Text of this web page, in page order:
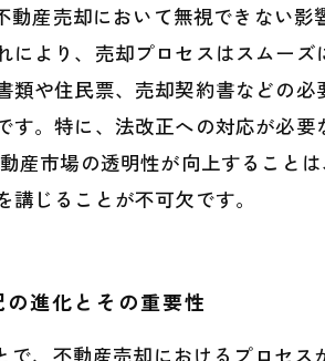
動産売却において無視できない
より、売却プロセスはスムー
や住民票、売却契約書などの
す。特に、法改正への対応が必
産市場の透明性が向上すること
じることが不可欠です。
進化とその重要性
で、不動産売却におけるプロセ